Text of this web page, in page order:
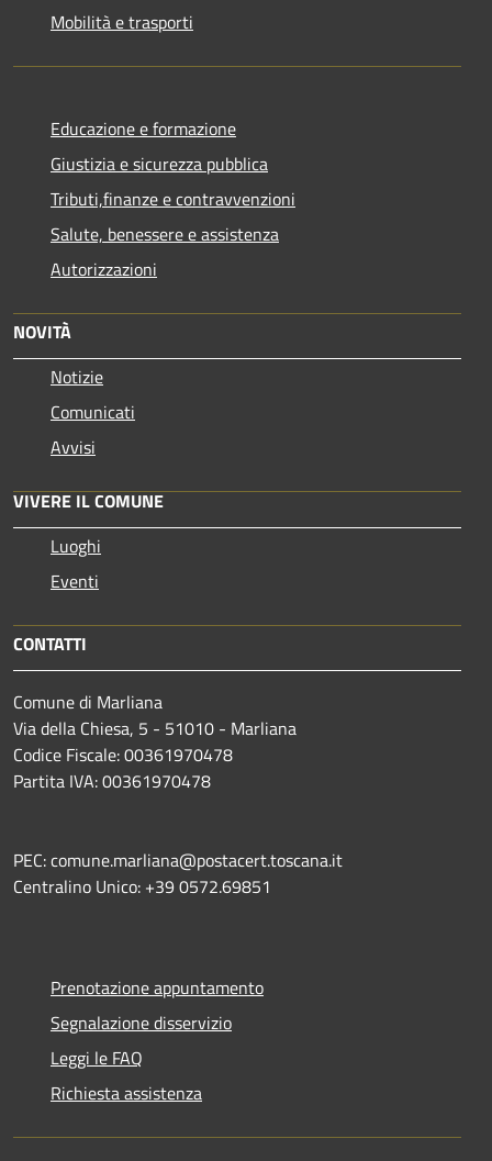
Mobilità e trasporti
Educazione e formazione
Giustizia e sicurezza pubblica
Tributi,finanze e contravvenzioni
Salute, benessere e assistenza
Autorizzazioni
NOVITÀ
Notizie
Comunicati
Avvisi
VIVERE IL COMUNE
Luoghi
Eventi
CONTATTI
Comune di Marliana
Via della Chiesa, 5 - 51010 - Marliana
Codice Fiscale: 00361970478
Partita IVA: 00361970478
PEC: comune.marliana@postacert.toscana.it
Centralino Unico: +39 0572.69851
Prenotazione appuntamento
Segnalazione disservizio
Leggi le FAQ
Richiesta assistenza